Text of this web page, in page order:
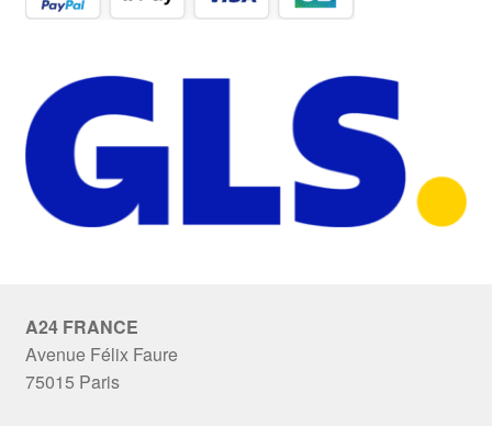
A24 FRANCE
Avenue Félix Faure
75015 Paris